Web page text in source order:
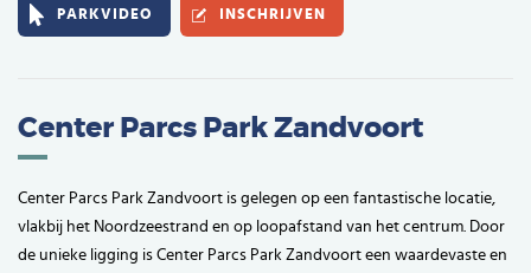
PARKVIDEO INSCHRIJVEN
Center Parcs Park Zandvoort
Center Parcs Park Zandvoort is gelegen op een fantastische locatie,
vlakbij het Noordzeestrand en op loopafstand van het centrum. Door
de unieke ligging is Center Parcs Park Zandvoort een waardevaste en